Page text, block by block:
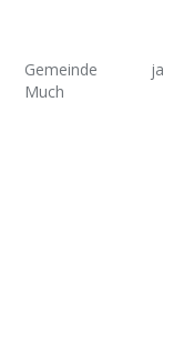
Gemeinde
Much
ja